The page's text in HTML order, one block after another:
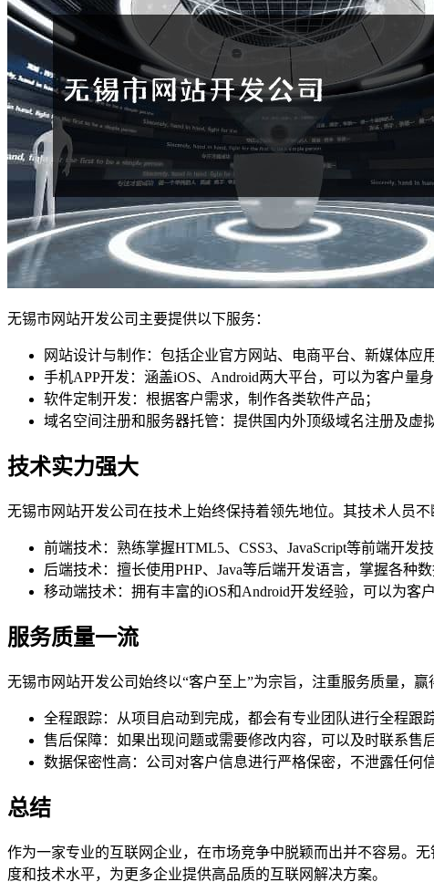
无锡市网站开发公司主要提供以下服务：
网站设计与制作：包括企业官方网站、电商平台、新媒体应
手机APP开发：涵盖iOS、Android两大平台，可以为客户量
软件定制开发：根据客户需求，制作各类软件产品；
域名空间注册和服务器托管：提供国内外顶级域名注册及虚
技术实力强大
无锡市网站开发公司在技术上始终保持着领先地位。其技术人员
前端技术：熟练掌握HTML5、CSS3、JavaScript等前端开发技
后端技术：擅长使用PHP、Java等后端开发语言，掌握各种数
移动端技术：拥有丰富的iOS和Android开发经验，可以为客
服务质量一流
无锡市网站开发公司始终以“客户至上”为宗旨，注重服务质量，
全程跟踪：从项目启动到完成，都会有专业团队进行全程跟
售后保障：如果出现问题或需要修改内容，可以及时联系售
数据保密性高：公司对客户信息进行严格保密，不泄露任何信
总结
作为一家专业的互联网企业，在市场竞争中脱颖而出并不容易。
度和技术水平，为更多企业提供高品质的互联网解决方案。